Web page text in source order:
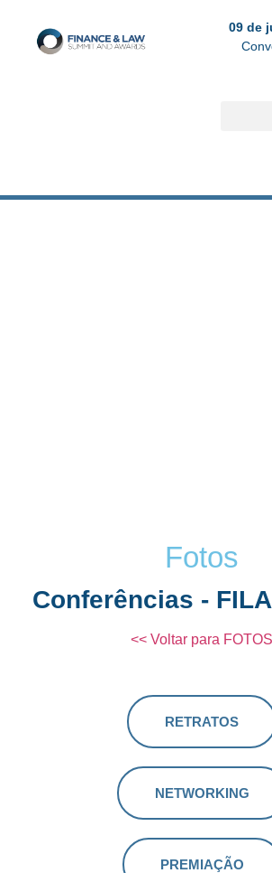
09 de
Fotos
Conferências -
<< Voltar para FOTOS
RETRATOS
NETWORKING
PREMIAÇÃO